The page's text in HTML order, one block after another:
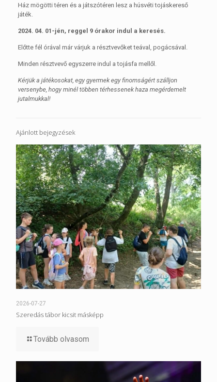
Ház mögötti téren és a játszótéren lesz a húsvéti tojáskereső
játék.
2024. 04. 01-jén, reggel 9 órakor indul a keresés.
Előtte fél órával már várjuk a résztvevőket teával, pogácsával.
Minden résztvevő egyszerre indul a tojásfa mellől.
Kérjük a játékosokat, egy gyermek egy finomságért szálljon
versenybe, hogy minél többen térhessenek haza megérdemelt
jutalmukkal!
Ajánlott bejegyzések
2026-07-27
Szeredás tábor kicsit másképp
Tovább olvasom